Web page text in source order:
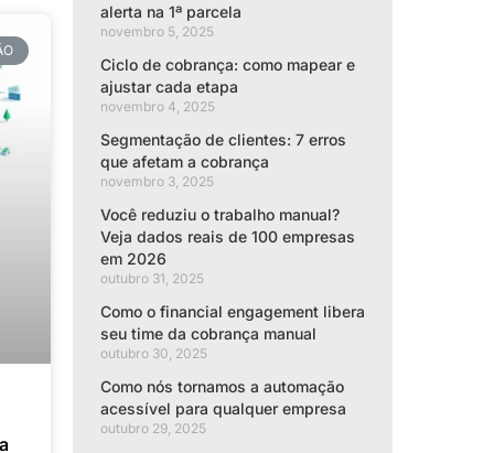
alerta na 1ª parcela
novembro 5, 2025
Ciclo de cobrança: como mapear e
ajustar cada etapa
novembro 4, 2025
Segmentação de clientes: 7 erros
que afetam a cobrança
novembro 3, 2025
Você reduziu o trabalho manual?
Veja dados reais de 100 empresas
em 2026
outubro 31, 2025
Como o financial engagement libera
seu time da cobrança manual
outubro 30, 2025
Como nós tornamos a automação
acessível para qualquer empresa
outubro 29, 2025